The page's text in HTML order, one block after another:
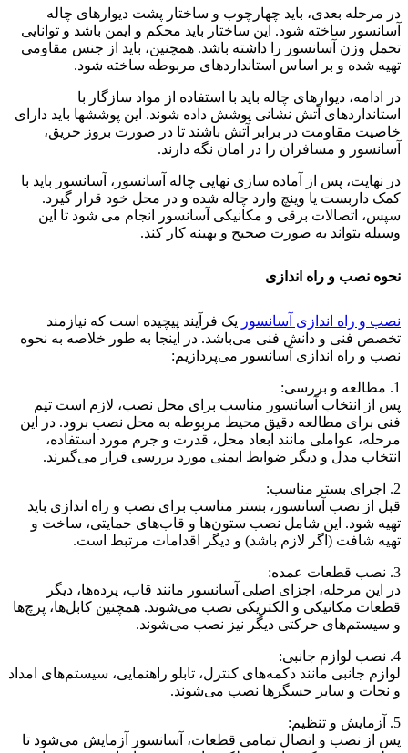
در مرحله بعدی، باید چهارچوب و ساختار پشت دیوارهای چاله
آسانسور ساخته شود. این ساختار باید محکم و ایمن باشد و توانایی
تحمل وزن آسانسور را داشته باشد. همچنین، باید از جنس مقاومی
تهیه شده و بر اساس استانداردهای مربوطه ساخته شود.
در ادامه، دیوارهای چاله باید با استفاده از مواد سازگار با
استانداردهای آتش نشانی پوشش داده شوند. این پوششها باید دارای
خاصیت مقاومت در برابر آتش باشند تا در صورت بروز حریق،
آسانسور و مسافران را در امان نگه دارند.
در نهایت، پس از آماده سازی نهایی چاله آسانسور، آسانسور باید با
کمک داربست یا وینچ وارد چاله شده و در محل خود قرار گیرد.
سپس، اتصالات برقی و مکانیکی آسانسور انجام می شود تا این
وسیله بتواند به صورت صحیح و بهینه کار کند.
نحوه نصب و راه اندازی
نصب و راه اندازی آسانسور یک فرآیند پیچیده است که نیازمند
تخصص فنی و دانش فنی می‌باشد. در اینجا به طور خلاصه به نحوه
نصب و راه اندازی آسانسور می‌پردازیم:
1. مطالعه و بررسی:
پس از انتخاب آسانسور مناسب برای محل نصب، لازم است تیم
فنی برای مطالعه دقیق محیط مربوطه به محل نصب برود. در این
مرحله، عواملی مانند ابعاد محل، قدرت و جرم مورد استفاده،
انتخاب مدل و دیگر ضوابط ایمنی مورد بررسی قرار می‌گیرند.
2. اجرای بستر مناسب:
قبل از نصب آسانسور، بستر مناسب برای نصب و راه اندازی باید
تهیه شود. این شامل نصب ستون‌ها و قاب‌های حمایتی، ساخت و
تهیه شافت (اگر لازم باشد) و دیگر اقدامات مرتبط است.
3. نصب قطعات عمده:
در این مرحله، اجزای اصلی آسانسور مانند قاب، پرده‌ها، دیگر
قطعات مکانیکی و الکتریکی نصب می‌شوند. همچنین کابل‌ها، پرچ‌ها
و سیستم‌های حرکتی دیگر نیز نصب می‌شوند.
4. نصب لوازم جانبی:
لوازم جانبی مانند دکمه‌های کنترل، تابلو راهنمایی، سیستم‌های امداد
و نجات و سایر حسگرها نصب می‌شوند.
5. آزمایش و تنظیم:
پس از نصب و اتصال تمامی قطعات، آسانسور آزمایش می‌شود تا